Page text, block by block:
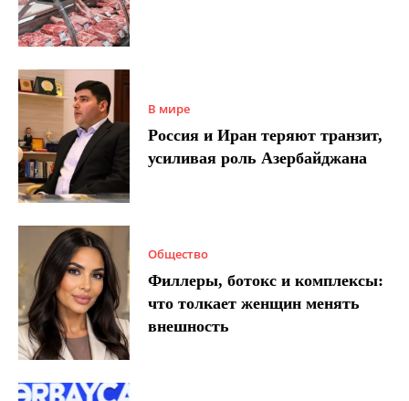
В мире
Россия и Иран теряют транзит,
усиливая роль Азербайджана
Общество
Филлеры, ботокс и комплексы:
что толкает женщин менять
внешность